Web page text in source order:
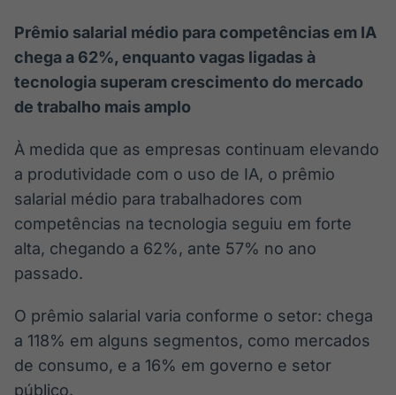
Prêmio salarial médio para competências em IA
chega a 62%, enquanto vagas ligadas à
tecnologia superam crescimento do mercado
de trabalho mais amplo
À medida que as empresas continuam elevando
a produtividade com o uso de IA, o prêmio
salarial médio para trabalhadores com
competências na tecnologia seguiu em forte
alta, chegando a 62%, ante 57% no ano
passado.
O prêmio salarial varia conforme o setor: chega
a 118% em alguns segmentos, como mercados
de consumo, e a 16% em governo e setor
público.